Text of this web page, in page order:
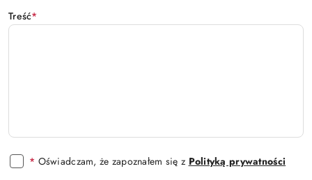
Treść*
* Oświadczam, że zapoznałem się z Polityką prywatności